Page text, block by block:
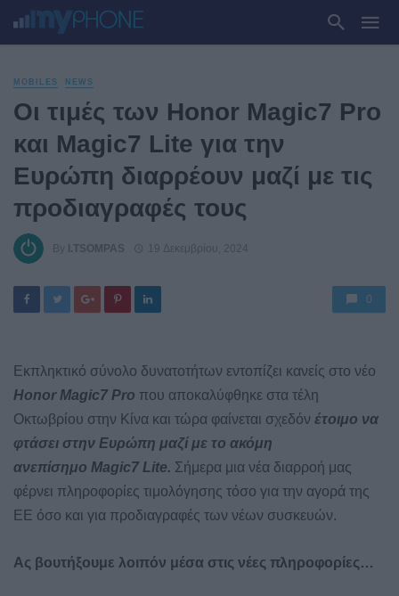
MOBILES NEWS
Οι τιμές των Honor Magic7 Pro
και Magic7 Lite για την
Ευρώπη διαρρέουν μαζί με τις
προδιαγραφές τους
By I.TSOMPAS 19 Δεκεμβρίου, 2024
0
Εκπληκτικό σύνολο δυνατοτήτων εντοπίζει κανείς στο νέο
Honor Magic7 Pro που αποκαλύφθηκε στα τέλη
Οκτωβρίου στην Κίνα και τώρα φαίνεται σχεδόν έτοιμο να
φτάσει στην Ευρώπη μαζί με το ακόμη
ανεπίσημο Magic7 Lite. Σήμερα μια νέα διαρροή μας
φέρνει πληροφορίες τιμολόγησης τόσο για την αγορά της
ΕΕ όσο και για προδιαγραφές των νέων συσκευών.
Ας βουτήξουμε λοιπόν μέσα στις νέες πληροφορίες…